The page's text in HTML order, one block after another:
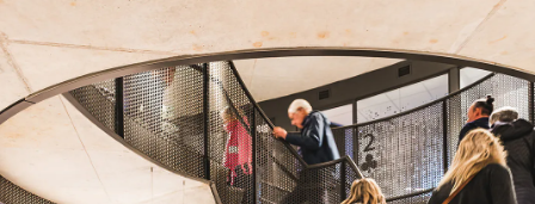
Stationsomgeving als motor voor stedelijke
ontwikkeling
16 OCT 2025